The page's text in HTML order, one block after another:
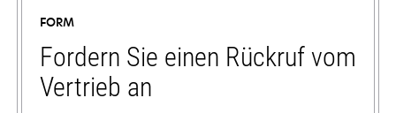
FORM
Fordern Sie einen Rückruf vom
Vertrieb an